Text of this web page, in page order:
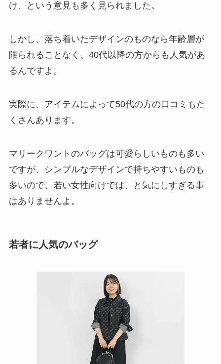
け、という意見も多く見られました。
しかし、落ち着いたデザインのものなら年齢層が
限られることなく、40代以降の方からも人気があ
るんですよ。
実際に、アイテムによって50代の方の口コミもた
くさんあります。
マリークワントのバッグは可愛らしいものも多い
ですが、シンプルなデザインで持ちやすいものも
多いので、若い女性向けでは、と気にしすぎる事
はありませんよ。
若者に人気のバッグ